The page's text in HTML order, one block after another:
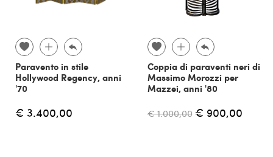
Paravento in stile
Hollywood Regency, anni
'70
€ 3.400,00
Coppia di paraventi neri di
Massimo Morozzi per
Mazzei, anni '80
€ 1.000,00 € 900,00